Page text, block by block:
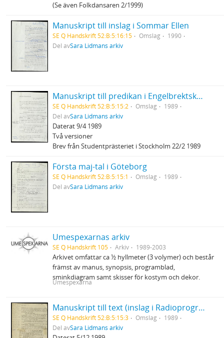
(Se även Folkdansaren 2/1999)
Manuskript till inslag i Sommar Ellen
SE Q Handskrift 52:B:5:16:15 Omslag
1990
Del avSara Lidmans arkiv
Manuskript till predikan i Engelbrektskyrkan
SE Q Handskrift 52:B:5:15:2 Omslag
1989
Del avSara Lidmans arkiv
Daterat 9/4 1989
Två versioner
Brev från Studentprästeriet i Stockholm 22/2 1989
Första maj-tal i Göteborg
SE Q Handskrift 52:B:5:15:1 Omslag
1989
Del avSara Lidmans arkiv
Umespexarnas arkiv
SE Q Handskrift 105 Arkiv 1989-2003
Arkivet omfattar ca ½ hyllmeter (3 volymer) och består
främst av manus, synopsis, programblad,
sminkdiagram samt skisser för kostym och dekor.
Umespexarna
Manuskript till text (inslag i Radioprogrammet OBS?)
SE Q Handskrift 52:B:5:15:3 Omslag
1989
Del avSara Lidmans arkiv